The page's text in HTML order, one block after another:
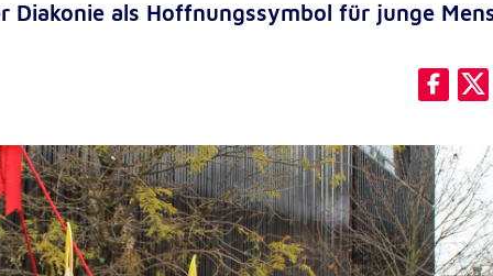
Diakonie als Hoffnungssymbol für junge